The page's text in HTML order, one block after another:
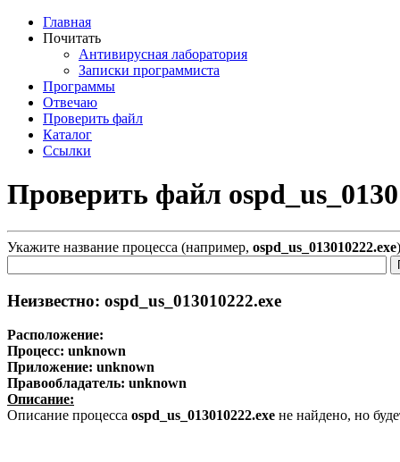
Главная
Почитать
Антивирусная лаборатория
Записки программиста
Программы
Отвечаю
Проверить файл
Каталог
Ссылки
Проверить файл
Укажите название процесса (например, ospd_us_013010222.exe
Неизвестно: ospd_us_013010222.exe
Расположение:
Процесс: unknown
Приложение: unknown
Правообладатель: unknown
Описание:
Описание процесса ospd_us_013010222.exe не найдено, но